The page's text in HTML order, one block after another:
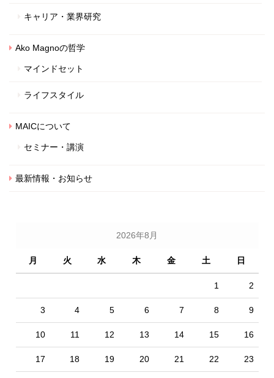
キャリア・業界研究
Ako Magnoの哲学
マインドセット
ライフスタイル
MAICについて
セミナー・講演
最新情報・お知らせ
2026年8月
月 火 水 木 金 土 日
1 2
3 4 5 6 7 8 9
10 11 12 13 14 15 16
17 18 19 20 21 22 23